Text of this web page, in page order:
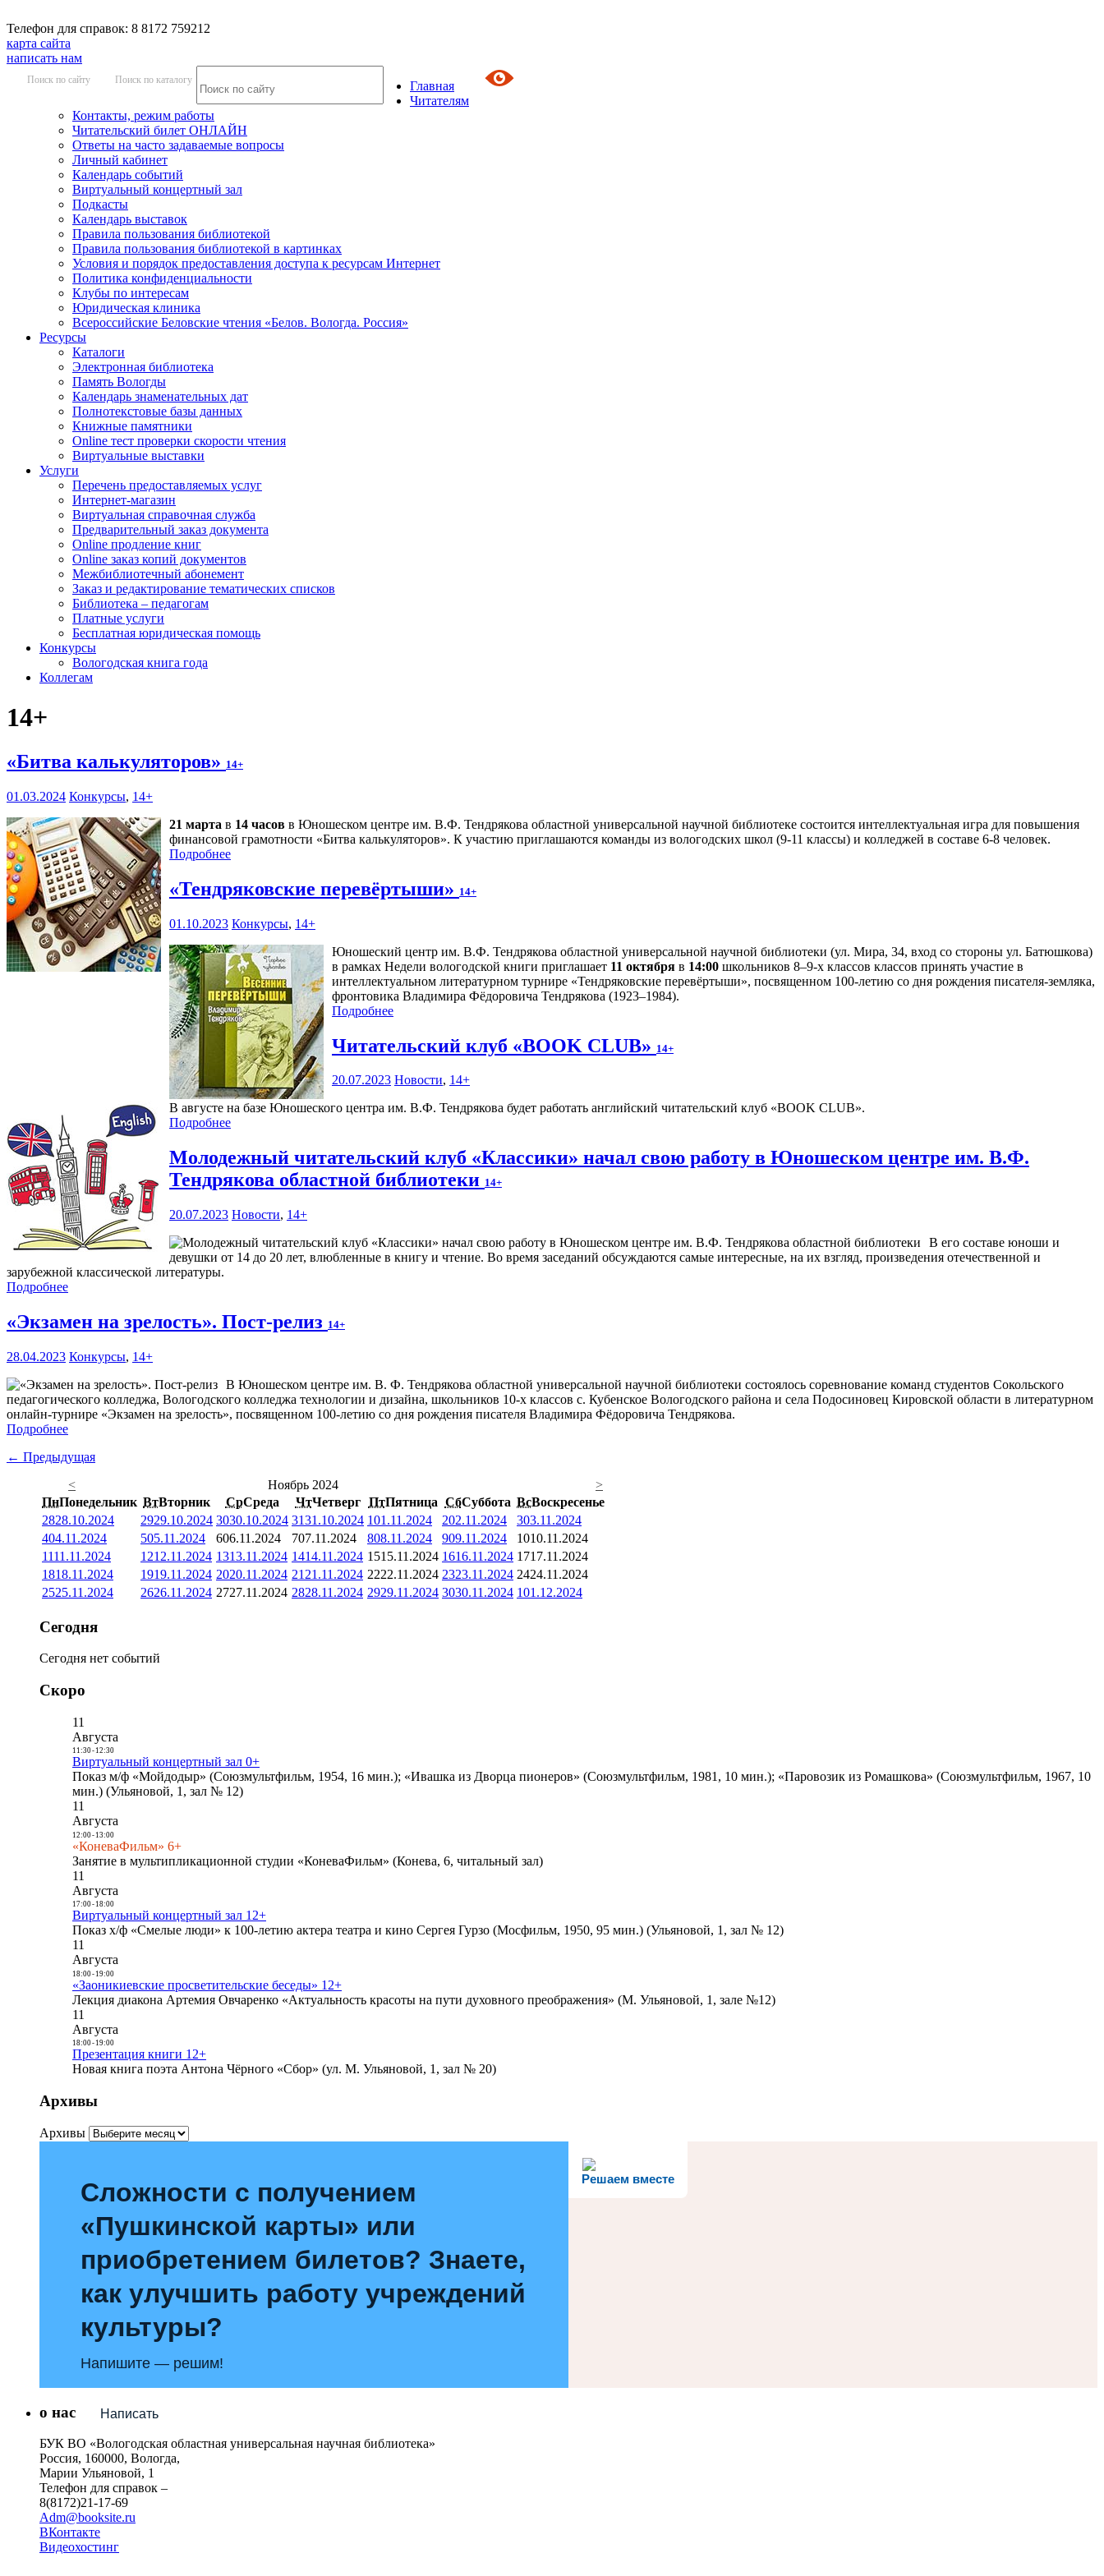
Телефон для справок: 8 8172 759212
карта сайта
написать нам
Поиск по сайту Поиск по каталогу
Главная
Читателям
Контакты, режим работы
Читательский билет ОНЛАЙН
Ответы на часто задаваемые вопросы
Личный кабинет
Календарь событий
Виртуальный концертный зал
Подкасты
Календарь выставок
Правила пользования библиотекой
Правила пользования библиотекой в картинках
Условия и порядок предоставления доступа к ресурсам Интернет
Политика конфиденциальности
Клубы по интересам
Юридическая клиника
Всероссийские Беловские чтения «Белов. Вологда. Россия»
Ресурсы
Каталоги
Электронная библиотека
Память Вологды
Календарь знаменательных дат
Полнотекстовые базы данных
Книжные памятники
Online тест проверки скорости чтения
Виртуальные выставки
Услуги
Перечень предоставляемых услуг
Интернет-магазин
Виртуальная справочная служба
Предварительный заказ документа
Online продление книг
Online заказ копий документов
Межбиблиотечный абонемент
Заказ и редактирование тематических списков
Библиотека – педагогам
Платные услуги
Бесплатная юридическая помощь
Конкурсы
Вологодская книга года
Коллегам
14+
«Битва калькуляторов» 14+
01.03.2024 Конкурсы, 14+
21 марта в 14 часов в Юношеском центре им. В.Ф. Тендрякова областной универсальной научной библиотеке состоится интеллектуальная игра для повышения
финансовой грамотности «Битва калькуляторов». К участию приглашаются команды из вологодских школ (9-11 классы) и колледжей в составе 6-8 человек.
Подробнее
«Тендряковские перевёртыши» 14+
01.10.2023 Конкурсы, 14+
Юношеский центр им. В.Ф. Тендрякова областной универсальной научной библиотеки (ул. Мира, 34, вход со стороны ул. Батюшкова)
в рамках Недели вологодской книги приглашает 11 октября в 14:00 школьников 8–9-х классов классов принять участие в
интеллектуальном литературном турнире «Тендряковские перевёртыши», посвященном 100-летию со дня рождения писателя-земляка,
фронтовика Владимира Фёдоровича Тендрякова (1923–1984).
Подробнее
Читательский клуб «BOOK CLUB» 14+
20.07.2023 Новости, 14+
В августе на базе Юношеского центра им. В.Ф. Тендрякова будет работать английский читательский клуб «BOOK CLUB».
Подробнее
Молодежный читательский клуб «Классики» начал свою работу в Юношеском центре им. В.Ф.
Тендрякова областной библиотеки 14+
20.07.2023 Новости, 14+
В его составе юноши и
девушки от 14 до 20 лет, влюбленные в книгу и чтение. Во время заседаний обсуждаются самые интересные, на их взгляд, произведения отечественной и
зарубежной классической литературы.
Подробнее
«Экзамен на зрелость». Пост-релиз 14+
28.04.2023 Конкурсы, 14+
В Юношеском центре им. В. Ф. Тендрякова областной универсальной научной библиотеки состоялось соревнование команд студентов Сокольского
педагогического колледжа, Вологодского колледжа технологии и дизайна, школьников 10-х классов с. Кубенское Вологодского района и села Подосиновец Кировской области в литературном
онлайн-турнире «Экзамен на зрелость», посвященном 100-летию со дня рождения писателя Владимира Фёдоровича Тендрякова.
Подробнее
← Предыдущая
<
Ноябрь 2024
>
ПнПонедельник ВтВторник СрСреда ЧтЧетверг ПтПятница СбСуббота ВсВоскресенье
2828.10.2024 2929.10.2024 3030.10.2024 3131.10.2024 101.11.2024 202.11.2024 303.11.2024
404.11.2024 505.11.2024 606.11.2024 707.11.2024 808.11.2024 909.11.2024 1010.11.2024
1111.11.2024 1212.11.2024 1313.11.2024 1414.11.2024 1515.11.2024 1616.11.2024 1717.11.2024
1818.11.2024 1919.11.2024 2020.11.2024 21 21.11.2024 2222.11.2024 2323.11.2024 2424.11.2024
2525.11.2024 2626.11.2024 2727.11.2024 2828.11.2024 2929.11.2024 3030.11.2024 101.12.2024
Сегодня
Сегодня нет событий
Скоро
11
Августа
11:30- 12:30
Виртуальный концертный зал 0+
Показ м/ф «Мойдодыр» (Союзмультфильм, 1954, 16 мин.); «Ивашка из Дворца пионеров» (Союзмультфильм, 1981, 10 мин.); «Паровозик из Ромашкова» (Союзмультфильм, 1967, 10
мин.) (Ульяновой, 1, зал № 12)
11
Августа
12:00- 13:00
«КоневаФильм» 6+
Занятие в мультипликационной студии «КоневаФильм» (Конева, 6, читальный зал)
11
Августа
17:00- 18:00
Виртуальный концертный зал 12+
Показ х/ф «Смелые люди» к 100-летию актера театра и кино Сергея Гурзо (Мосфильм, 1950, 95 мин.) (Ульяновой, 1, зал № 12)
11
Августа
18:00- 19:00
«Заоникиевские просветительские беседы» 12+
Лекция диакона Артемия Овчаренко «Актуальность красоты на пути духовного преображения» (М. Ульяновой, 1, зале №12)
11
Августа
18:00- 19:00
Презентация книги 12+
Новая книга поэта Антона Чёрного «Сбор» (ул. М. Ульяновой, 1, зал № 20)
Архивы
Архивы
Решаем вместе
Сложности с получением
«Пушкинской карты» или
приобретением билетов? Знаете,
как улучшить работу учреждений
культуры?
Напишите — решим!
Написать
о нас
БУК ВО «Вологодская областная универсальная научная библиотека»
Россия, 160000, Вологда,
Марии Ульяновой, 1
Телефон для справок –
8(8172)21-17-69
Adm@booksite.ru
ВКонтакте
Видеохостинг